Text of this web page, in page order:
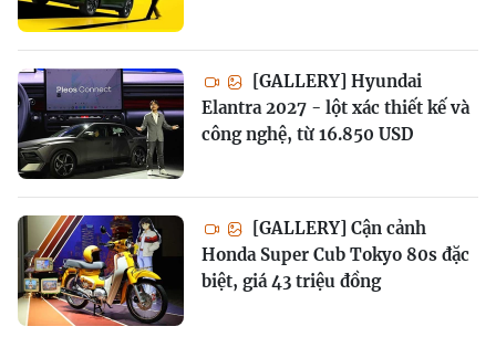
[GALLERY] Hyundai
Elantra 2027 - lột xác thiết kế và
công nghệ, từ 16.850 USD
[GALLERY] Cận cảnh
Honda Super Cub Tokyo 80s đặc
biệt, giá 43 triệu đồng